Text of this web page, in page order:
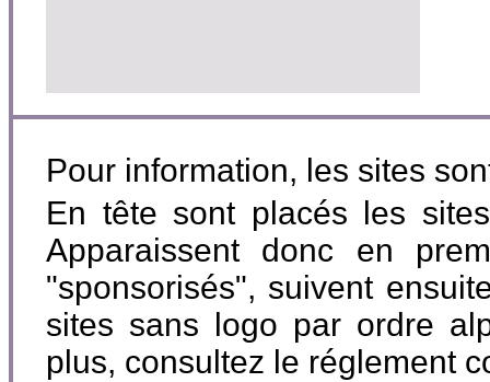
Pour information, les sites
En tête sont placés les
Apparaissent donc en
"sponsorisés", suivent
sites sans logo par ordre
plus, consultez le réglement